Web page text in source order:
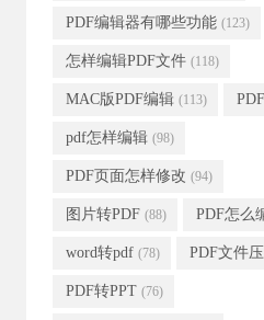
PDF编辑器有哪些功能 (123)
怎样编辑PDF文件 (118)
MAC版PDF编辑 (113)
pdf怎样编辑 (98)
PDF页面怎样修改 (94)
图片转PDF (88) PDF怎么
word转pdf (78) PDF文件
PDF转PPT (76)